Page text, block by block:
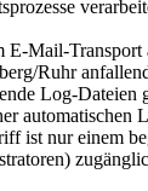
E-Mail-Transport
Ruhr
Log-Dateien
automatischen
ist nur einem